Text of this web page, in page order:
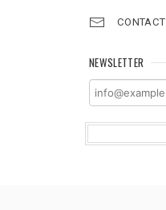
CONTACT
NEWSLETTER